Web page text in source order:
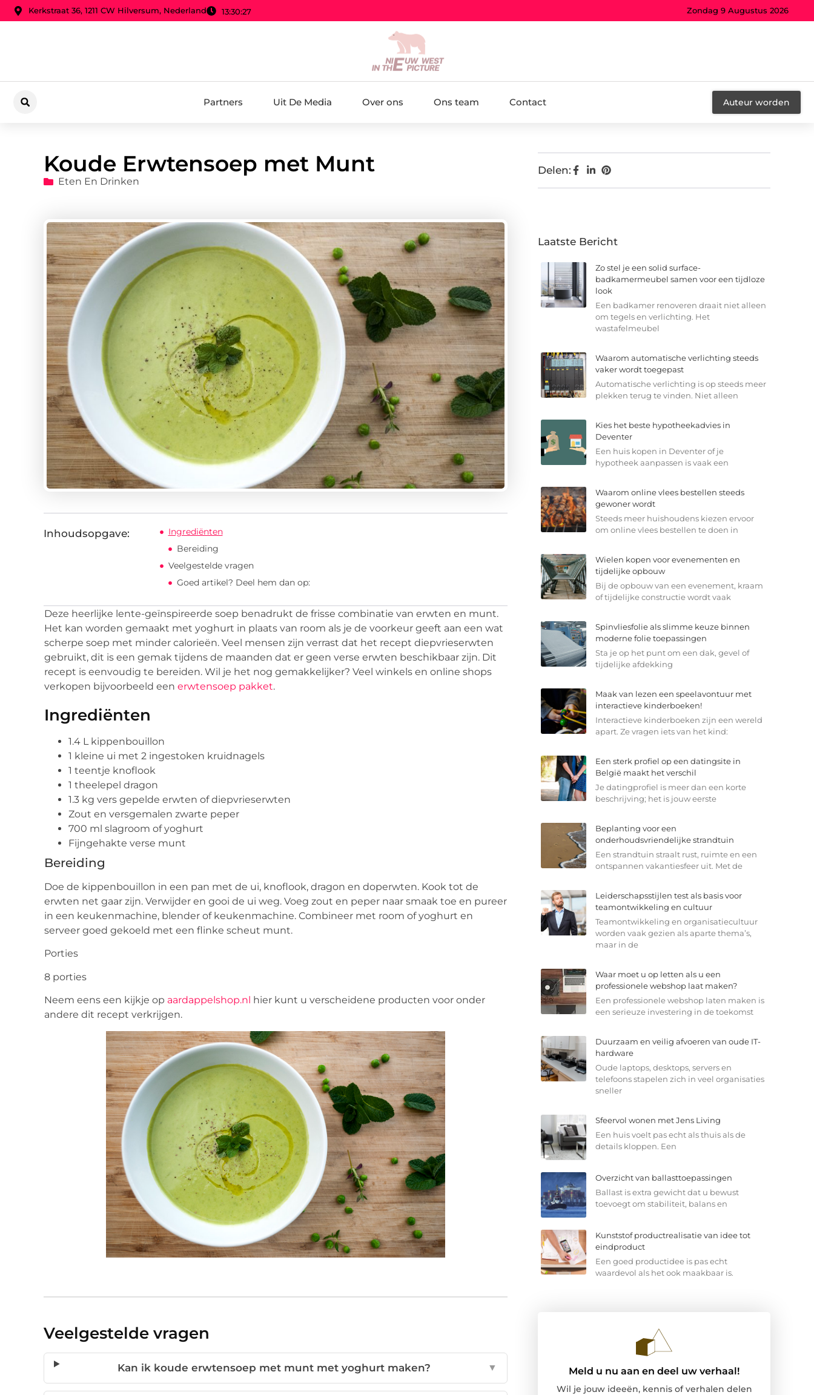
Kerkstraat 36, 1211 CW Hilversum, Nederland 13:30:28 Zondag 9 Augustus 2026
Partners Uit De Media Over ons Ons team Contact Auteur worden
Koude Erwtensoep met Munt
Eten En Drinken
Inhoudsopgave:
Ingrediënten
Bereiding
Veelgestelde vragen
Goed artikel? Deel hem dan op:
Deze heerlijke lente-geïnspireerde soep benadrukt de frisse combinatie van erwten en munt.
Het kan worden gemaakt met yoghurt in plaats van room als je de voorkeur geeft aan een wat
scherpe soep met minder calorieën. Veel mensen zijn verrast dat het recept diepvrieserwten
gebruikt, dit is een gemak tijdens de maanden dat er geen verse erwten beschikbaar zijn. Dit
recept is eenvoudig te bereiden. Wil je het nog gemakkelijker? Veel winkels en online shops
verkopen bijvoorbeeld een erwtensoep pakket.
Ingrediënten
1.4 L kippenbouillon
1 kleine ui met 2 ingestoken kruidnagels
1 teentje knoflook
1 theelepel dragon
1.3 kg vers gepelde erwten of diepvrieserwten
Zout en versgemalen zwarte peper
700 ml slagroom of yoghurt
Fijngehakte verse munt
Bereiding
Doe de kippenbouillon in een pan met de ui, knoflook, dragon en doperwten. Kook tot de
erwten net gaar zijn. Verwijder en gooi de ui weg. Voeg zout en peper naar smaak toe en pureer
in een keukenmachine, blender of keukenmachine. Combineer met room of yoghurt en
serveer goed gekoeld met een flinke scheut munt.
Porties
8 porties
Neem eens een kijkje op aardappelshop.nl hier kunt u verscheidene producten voor onder
andere dit recept verkrijgen.
Veelgestelde vragen
Kan ik koude erwtensoep met munt met yoghurt maken? ▼
Delen:
Laatste Bericht
Zo stel je een solid surface-
badkamermeubel samen voor een tijdloze
look
Een badkamer renoveren draait niet alleen
om tegels en verlichting. Het
wastafelmeubel
Waarom automatische verlichting steeds
vaker wordt toegepast
Automatische verlichting is op steeds meer
plekken terug te vinden. Niet alleen
Kies het beste hypotheekadvies in
Deventer
Een huis kopen in Deventer of je
hypotheek aanpassen is vaak een
Waarom online vlees bestellen steeds
gewoner wordt
Steeds meer huishoudens kiezen ervoor
om online vlees bestellen te doen in
Wielen kopen voor evenementen en
tijdelijke opbouw
Bij de opbouw van een evenement, kraam
of tijdelijke constructie wordt vaak
Spinvliesfolie als slimme keuze binnen
moderne folie toepassingen
Sta je op het punt om een dak, gevel of
tijdelijke afdekking
Maak van lezen een speelavontuur met
interactieve kinderboeken!
Interactieve kinderboeken zijn een wereld
apart. Ze vragen iets van het kind:
Een sterk profiel op een datingsite in
België maakt het verschil
Je datingprofiel is meer dan een korte
beschrijving; het is jouw eerste
Beplanting voor een
onderhoudsvriendelijke strandtuin
Een strandtuin straalt rust, ruimte en een
ontspannen vakantiesfeer uit. Met de
Leiderschapsstijlen test als basis voor
teamontwikkeling en cultuur
Teamontwikkeling en organisatiecultuur
worden vaak gezien als aparte thema’s,
maar in de
Waar moet u op letten als u een
professionele webshop laat maken?
Een professionele webshop laten maken is
een serieuze investering in de toekomst
Duurzaam en veilig afvoeren van oude IT-
hardware
Oude laptops, desktops, servers en
telefoons stapelen zich in veel organisaties
sneller
Sfeervol wonen met Jens Living
Een huis voelt pas echt als thuis als de
details kloppen. Een
Overzicht van ballasttoepassingen
Ballast is extra gewicht dat u bewust
toevoegt om stabiliteit, balans en
Kunststof productrealisatie van idee tot
eindproduct
Een goed productidee is pas echt
waardevol als het ook maakbaar is.
Meld u nu aan en deel uw verhaal!
Wil je jouw ideeën, kennis of verhalen delen